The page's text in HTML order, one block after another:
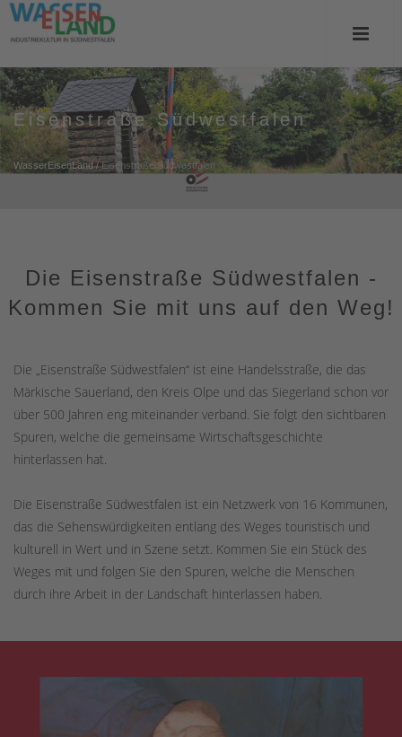
Eisenstraße Südwestfalen
WasserEisenLand/Eisenstraße Südwestfalen
Die Eisenstraße Südwestfalen -
Kommen Sie mit uns auf den Weg!
Die „Eisenstraße Südwestfalen“ ist eine Handelsstraße, die das
Märkische Sauerland, den Kreis Olpe und das Siegerland schon vor
über 500 Jahren eng miteinander verband. Sie folgt den sichtbaren
Spuren, welche die gemeinsame Wirtschaftsgeschichte
hinterlassen hat.
Die Eisenstraße Südwestfalen ist ein Netzwerk von 16 Kommunen,
das die Sehenswürdigkeiten entlang des Weges touristisch und
kulturell in Wert und in Szene setzt. Kommen Sie ein Stück des
Weges mit und folgen Sie den Spuren, welche die Menschen
durch ihre Arbeit in der Landschaft hinterlassen haben.